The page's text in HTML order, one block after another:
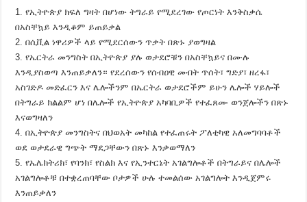
1. የኢትዮጵያ ክፍለ ግዛት በሆነው ትግራይ የሚደረገው የጦርነት እንቅስቃሴ
በአስቸኳይ እንዲቆም ይጠይቃል
2. በሲቪል ነዋሪዎች ላይ የሚደርሰውን ጥቃት በጽኑ ያወግዛል
3. የኤርትራ መንግስት በኢትዮጵያ ያሉ ወታደሮቹን በአስቸኳይና በሙሉ
እንዲያስወጣ እንጠይቃለን። የደረሰውን የሰብዐዊ መብት ጥሰት፣ ግድያ፣ ዘረፋ፣
አስገድዶ መድፈርን እና ሌሎችንም በኤርትራ ወታደሮችም ይሁን ሌሎች ሃይሎች
በትግራይ ክልልም ሆነ በሌሎች የኢትዮጵያ አካባቢዎች የተፈጸሙ ወንጀሎችን በጽኑ
እናወግዛለን
4. በኢትዮጵያ መንግስትና በህወአት መካከል የተፈጠሩት ፖለቲካዊ አለመግባባቶች
ወደ ወታደራዊ ግጭት ማደጋቸውን በጽኑ እንቃወማለን
5. የኤሌክትሪክ፣ የባንክ፣ የስልክ እና የኢንተርኔት አገልግሎቶች በትግራይና በሌሎች
አገልግሎቶቹ በተቋረጠባቸው ቦታዎች ሁሉ ተመልሰው አገልግሎት እንዲጀምሩ
እንጠይቃለን